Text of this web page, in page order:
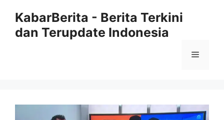
KabarBerita - Berita Terkini
dan Terupdate Indonesia
Menu